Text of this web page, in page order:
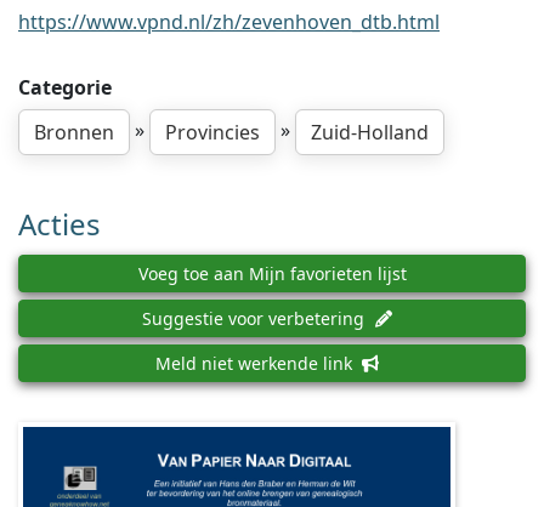
https://www.vpnd.nl/zh/zevenhoven_dtb.html
Categorie
Bronnen
» Provincies » Zuid-Holland
Acties
Voeg toe aan Mijn favorieten lijst
Suggestie voor verbetering
Meld niet werkende link